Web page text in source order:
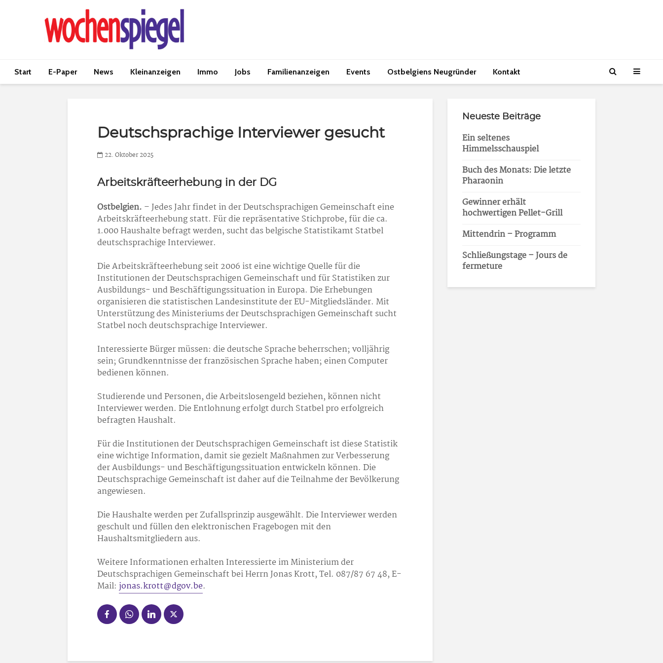
Start E-Paper News Kleinanzeigen Immo Jobs Familienanzeigen Events Ostbelgiens Neugründer Kontakt
Deutschsprachige Interviewer gesucht
22. Oktober 2025
Arbeitskräfteerhebung in der DG
Ostbelgien. – Jedes Jahr findet in der Deutschsprachigen Gemeinschaft eine
Arbeitskräfteerhebung statt. Für die repräsentative Stichprobe, für die ca.
1.000 Haushalte befragt werden, sucht das belgische Statistikamt Statbel
deutschsprachige Interviewer.
Die Arbeitskräfteerhebung seit 2006 ist eine wichtige Quelle für die
Institutionen der Deutschsprachigen Gemeinschaft und für Statistiken zur
Ausbildungs- und Beschäftigungssituation in Europa. Die Erhebungen
organisieren die statistischen Landesinstitute der EU-Mitgliedsländer. Mit
Unterstützung des Ministeriums der Deutschsprachigen Gemeinschaft sucht
Statbel noch deutschsprachige Interviewer.
Interessierte Bürger müssen: die deutsche Sprache beherrschen; volljährig
sein; Grundkenntnisse der französischen Sprache haben; einen Computer
bedienen können.
Studierende und Personen, die Arbeitslosengeld beziehen, können nicht
Interviewer werden. Die Entlohnung erfolgt durch Statbel pro erfolgreich
befragten Haushalt.
Für die Institutionen der Deutschsprachigen Gemeinschaft ist diese Statistik
eine wichtige Information, damit sie gezielt Maßnahmen zur Verbesserung
der Ausbildungs- und Beschäftigungssituation entwickeln können. Die
Deutschsprachige Gemeinschaft ist daher auf die Teilnahme der Bevölkerung
angewiesen.
Die Haushalte werden per Zufallsprinzip ausgewählt. Die Interviewer werden
geschult und füllen den elektronischen Fragebogen mit den
Haushaltsmitgliedern aus.
Weitere Informationen erhalten Interessierte im Ministerium der
Deutschsprachigen Gemeinschaft bei Herrn Jonas Krott, Tel. 087/87 67 48, E-
Mail: jonas.krott@dgov.be.
Neueste Beiträge
Ein seltenes
Himmelsschauspiel
Buch des Monats: Die letzte
Pharaonin
Gewinner erhält
hochwertigen Pellet-Grill
Mittendrin – Programm
Schließungstage – Jours de
fermeture